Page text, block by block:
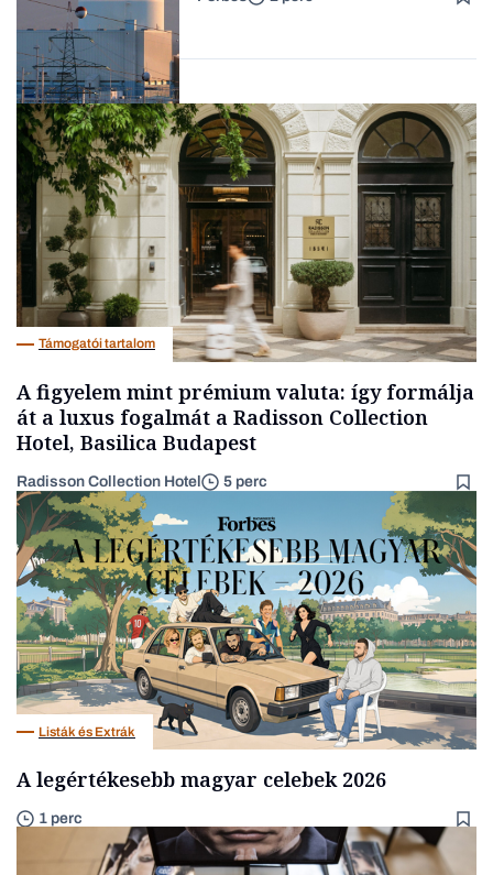
Forbes-sztori
Energia
százalékát biztosítja
Támogatói tartalom
A figyelem mint prémium valuta: így formálja
át a luxus fogalmát a Radisson Collection
Hotel, Basilica Budapest
Radisson Collection Hotel 5 perc
Listák és Extrák
A legértékesebb magyar celebek 2026
1 perc